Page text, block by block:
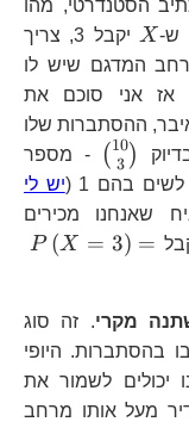
ש-X
יקבל 3, צריך
המדגם שיש לו
3 פעמים 1 ויתר הפעמים 0, אז אני סוכם את
ההסתברות שלו
\frac{1}
{2^{10}}
( 3
10)
- מספר
יש לי
שאנחנו מכירים
P (X = 3) =
X
מקרי. זה סוג
בהסתברות. היופי
יכולים לשמור את
מעל אותו מרחב